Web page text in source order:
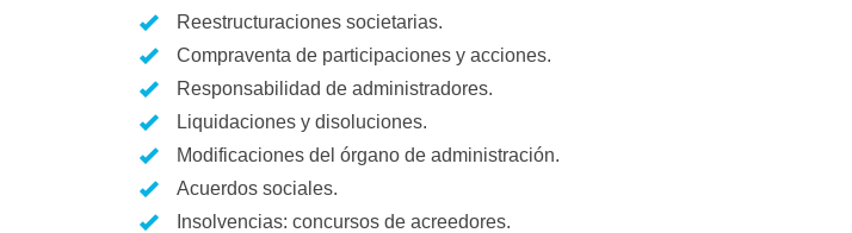
Reestructuraciones societarias.
Compraventa de participaciones y acciones.
Responsabilidad de administradores.
Liquidaciones y disoluciones.
Modificaciones del órgano de administración.
Acuerdos sociales.
Insolvencias: concursos de acreedores.